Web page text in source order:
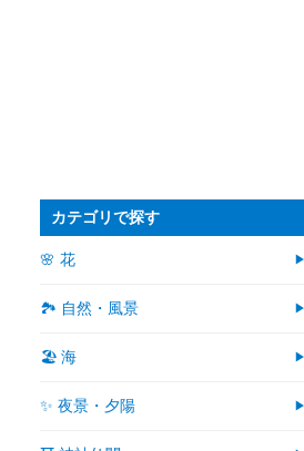
カテゴリで探す
🌸 花
🏞️ 自然・風景
🏖 海
✨ 夜景・夕陽